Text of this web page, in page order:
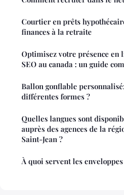
Courtier en prêts
finances à la retraite
Optimisez votre présence en
SEO au canada : un guide
Ballon gonflable
différentes formes ?
Quelles langues sont
auprès des agences de la
Saint-Jean ?
À quoi servent les